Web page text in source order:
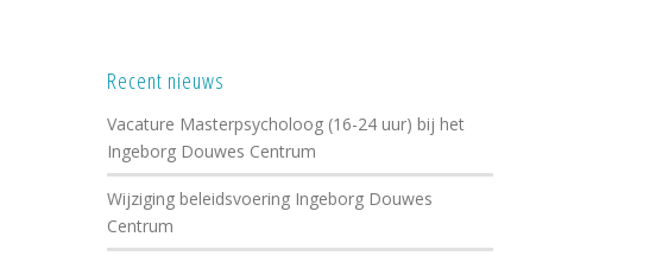
Recent nieuws
Vacature Masterpsycholoog (16-24 uur) bij het
Ingeborg Douwes Centrum
Wijziging beleidsvoering Ingeborg Douwes
Centrum